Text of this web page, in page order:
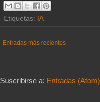
Etiquetas: IA
Entradas más recientes
Suscribirse a: Entradas (Atom)